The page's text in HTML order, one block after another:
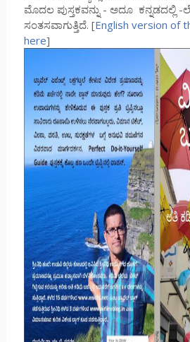
ಮೊದಲ ಪುಸ್ತಕವನ್ನು - ಅದೂ ಕನ್ನಡದಲ್ಲಿ
ಸಂತಸವಾಗುತ್ತಿದೆ. [English version of
here]